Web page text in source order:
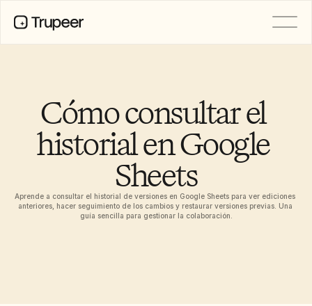
Cómo consultar el
historial en Google
Sheets
Aprende a consultar el historial de versiones en Google Sheets para ver ediciones
anteriores, hacer seguimiento de los cambios y restaurar versiones previas. Una
guía sencilla para gestionar la colaboración.
Documentación
Traducción
Base de conocimientos
Avatares de IA
Kits de marca
Grabación de pantalla con IA